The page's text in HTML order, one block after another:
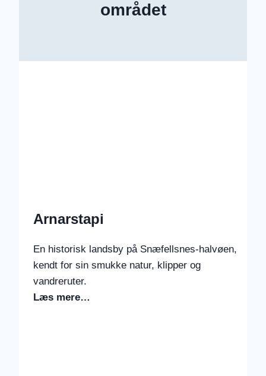
området
Arnarstapi
En historisk landsby på Snæfellsnes-halvøen,
kendt for sin smukke natur, klipper og
vandreruter.
Læs mere…